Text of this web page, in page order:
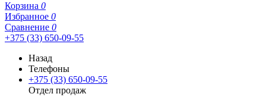
Корзина 0
Избранное 0
Сравнение 0
+375 (33) 650-09-55
Назад
Телефоны
+375 (33) 650-09-55
Отдел продаж